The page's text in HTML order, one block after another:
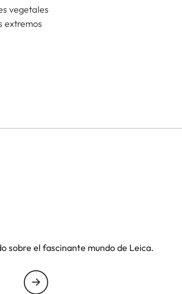
vegetales
extremos
sobre el fascinante mundo de Leica.